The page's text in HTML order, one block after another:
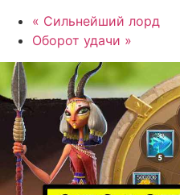
« Сильнейший лорд
Оборот удачи »